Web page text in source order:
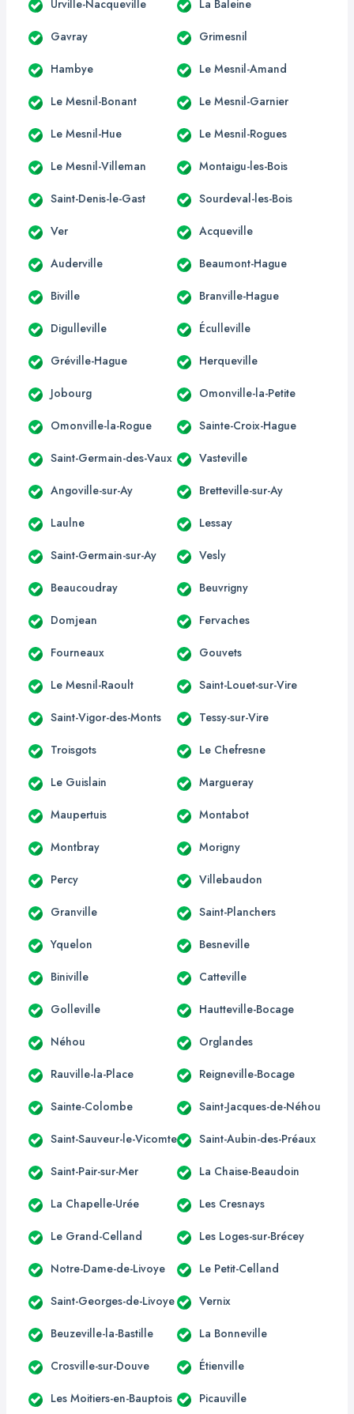
Urville-Nacqueville La Baleine
Gavray Grimesnil
Hambye Le Mesnil-Amand
Le Mesnil-Bonant Le Mesnil-Garnier
Le Mesnil-Hue Le Mesnil-Rogues
Le Mesnil-Villeman Montaigu-les-Bois
Saint-Denis-le-Gast Sourdeval-les-Bois
Ver Acqueville
Auderville Beaumont-Hague
Biville Branville-Hague
Digulleville Éculleville
Gréville-Hague Herqueville
Jobourg Omonville-la-Petite
Omonville-la-Rogue Sainte-Croix-Hague
Saint-Germain-des-Vaux Vasteville
Angoville-sur-Ay Bretteville-sur-Ay
Laulne Lessay
Saint-Germain-sur-Ay Vesly
Beaucoudray Beuvrigny
Domjean Fervaches
Fourneaux Gouvets
Le Mesnil-Raoult Saint-Louet-sur-Vire
Saint-Vigor-des-Monts Tessy-sur-Vire
Troisgots Le Chefresne
Le Guislain Margueray
Maupertuis Montabot
Montbray Morigny
Percy Villebaudon
Granville Saint-Planchers
Yquelon Besneville
Biniville Catteville
Golleville Hautteville-Bocage
Néhou Orglandes
Rauville-la-Place Reigneville-Bocage
Sainte-Colombe Saint-Jacques-de-Néhou
Saint-Sauveur-le-Vicomte Saint-Aubin-des-Préaux
Saint-Pair-sur-Mer La Chaise-Beaudoin
La Chapelle-Urée Les Cresnays
Le Grand-Celland Les Loges-sur-Brécey
Notre-Dame-de-Livoye Le Petit-Celland
Saint-Georges-de-Livoye Vernix
Beuzeville-la-Bastille La Bonneville
Crosville-sur-Douve Étienville
Les Moitiers-en-Bauptois Picauville